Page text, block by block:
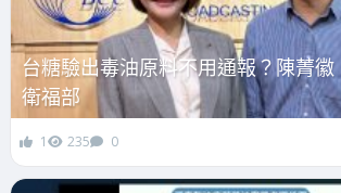
台糖驗出毒油原料不用通報？陳菁
衛福部
1 235 0